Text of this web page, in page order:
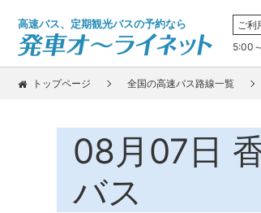
高速バス、定期観光バスの予約なら
ご利
5:00
トップページ 全国の高速バス路線一覧
08月07日
バス